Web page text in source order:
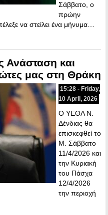
Σάββατο, ο
πρώην
να στείλει ένα μήνυμα…
Ανάσταση και
μας στη Θράκη
15:28 - Friday,
10 April, 2026
Ο ΥΕΘΑ Ν.
Δένδιας θα
επισκεφθεί το
Μ. Σάββατο
11/4/2026 και
την Κυριακή
του Πάσχα
12/4/2026
την περιοχή